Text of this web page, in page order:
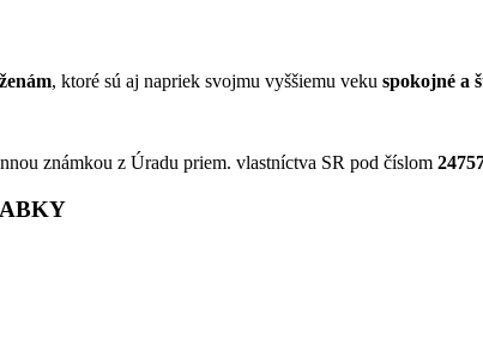
, ktoré sú aj napriek svojmu vyššiemu veku spokojné a
známkou z Úradu priem. vlastníctva SR pod číslom